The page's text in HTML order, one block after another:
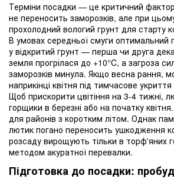
Терміни посадки — це критичний
не переносить заморозків, але при
прохолодний вологий грунт для старту
В умовах середньої смуги оптимальний
у відкритий грунт — перша чи друга
земля прогрілася до +10°C, а загроза
заморозків минула. Якщо весна рання,
наприкінці квітня під тимчасове
Щоб прискорити цвітіння на 3-4 тижні,
горщики в березні або на початку
для районів з коротким літом. Однак
лютик погано переносить ушкодження
розсаду вирощують тільки в торф'яних
методом акуратної перевалки.
Підготовка до посадки: